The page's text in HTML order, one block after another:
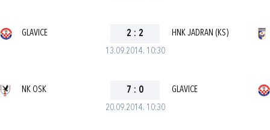
13.09.2014. 10:30
GLAVICE 2 : 2 HNK JADRAN (KS)
20.09.2014. 10:30
NK OSK 7 : 0 GLAVICE